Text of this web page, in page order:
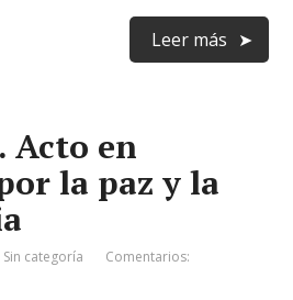
Leer más
Acto en
la paz y la
Sin categoría
Comentarios: